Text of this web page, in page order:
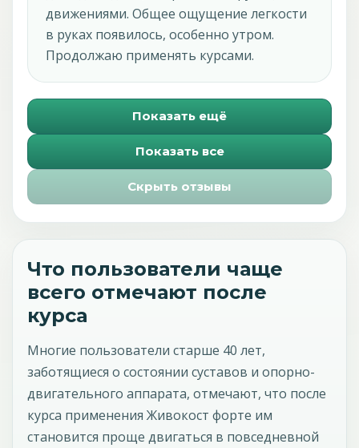
движениями. Общее ощущение легкости
в руках появилось, особенно утром.
Продолжаю применять курсами.
Показать ещё
Показать все
Скрыть отзывы
Что пользователи чаще
всего отмечают после
курса
Многие пользователи старше 40 лет,
заботящиеся о состоянии суставов и опорно-
двигательного аппарата, отмечают, что после
курса применения Живокост форте им
становится проще двигаться в повседневной